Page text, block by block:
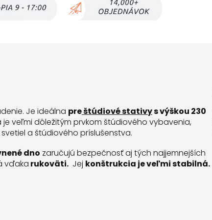
Je ideálna preštúdiové stativys výškou 230
veľmi dôležitým prvkom štúdiového vybavenia,
a štúdiového príslušenstva.
dno zaručujú bezpečnosť aj tých najjemnejších
vďaka rukoväti. Jej konštrukcia je veľmi stabilná.